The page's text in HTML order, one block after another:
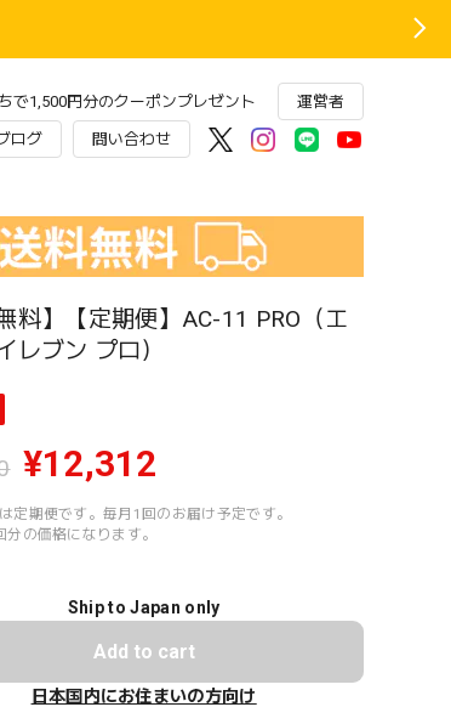
で1,500円分のクーポンプレゼント 運営者
ログ 問い合わせ
料】【定期便】AC-11 PRO（エ
レブン プロ）
¥12,312
定期便です。毎月1回のお届け予定です。
の価格になります。
Ship to Japan only
Add to cart
日本国内にお住まいの方向け